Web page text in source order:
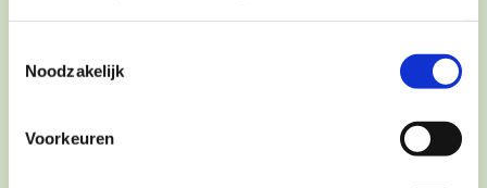
Noodzakelijk
Voorkeuren
Dorn therapie/ Breuss massage